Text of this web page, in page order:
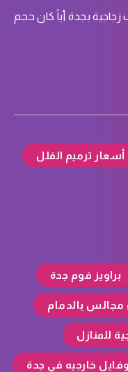
زجاجية بجدة أياً كان حجم
أسعار ترميم الفلل
براويز فوم جدة
مجالس بالدمام
للمنازل
خارجيه في جدة